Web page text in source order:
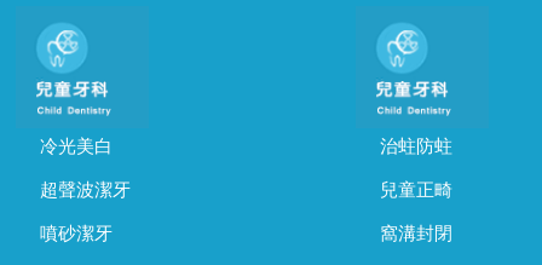
冷光美白
超聲波潔牙
噴砂潔牙
治蛀防蛀
兒童正畸
窩溝封閉